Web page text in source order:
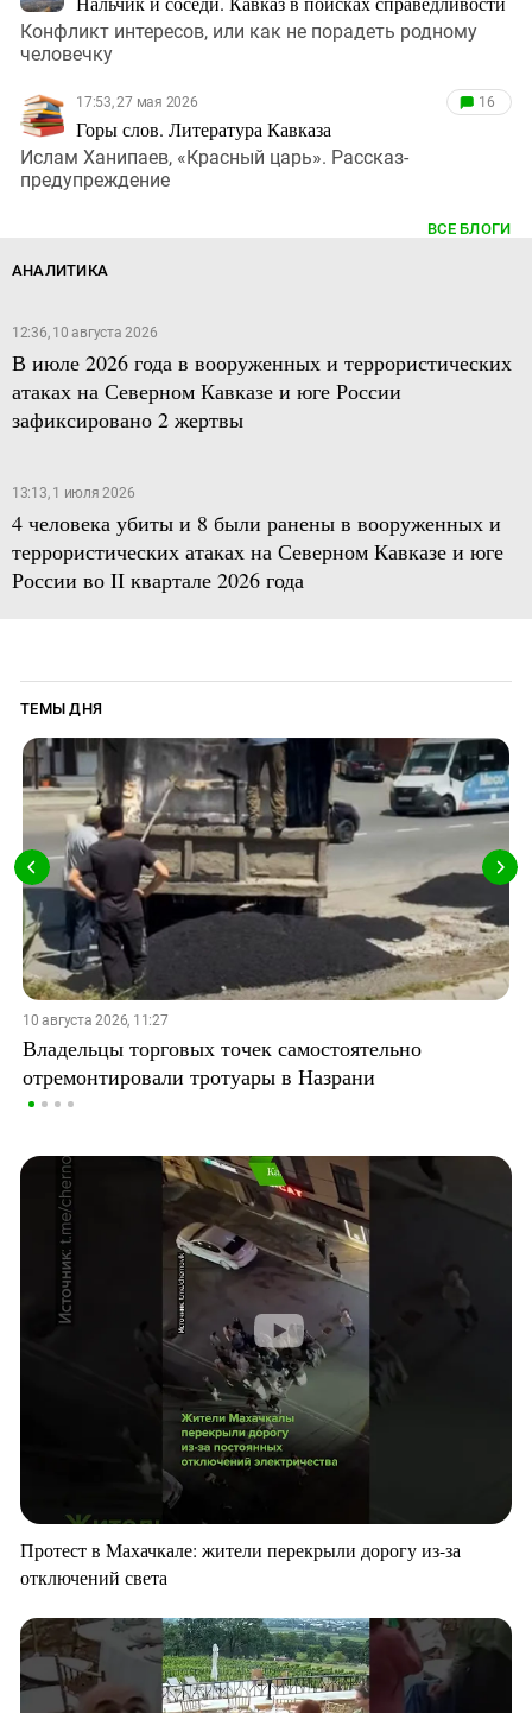
Конфликт интересов, или как не порадеть родному
человечку
17:53, 27 мая 2026
Горы слов. Литература Кавказа
16
Ислам Ханипаев, «Красный царь». Рассказ-
предупреждение
ВСЕ БЛОГИ
АНАЛИТИКА
12:36, 10 августа 2026
В июле 2026 года в вооруженных и террористических
атаках на Северном Кавказе и юге России
зафиксировано 2 жертвы
13:13, 1 июля 2026
4 человека убиты и 8 были ранены в вооруженных и
террористических атаках на Северном Кавказе и юге
России во II квартале 2026 года
ТЕМЫ ДНЯ
10 августа 2026, 11:27
Владельцы торговых точек самостоятельно
отремонтировали тротуары в Назрани
Протест в Махачкале: жители перекрыли дорогу из-за
отключений света